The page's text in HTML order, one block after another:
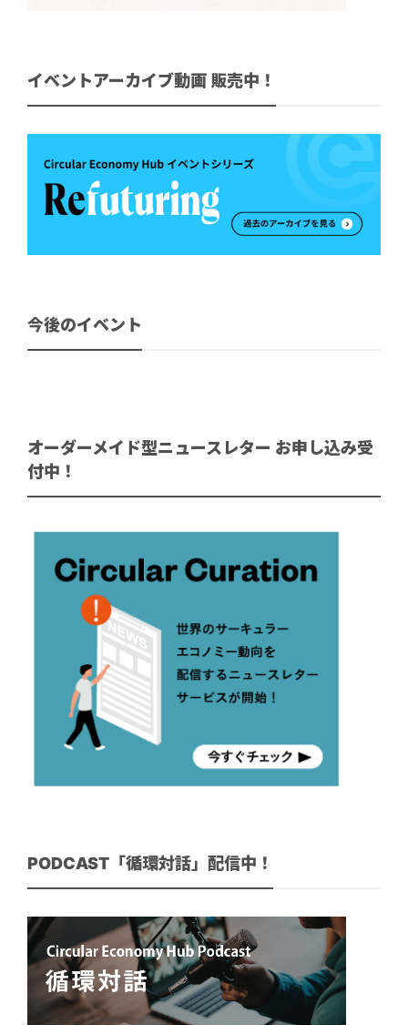
イベントアーカイブ動画 販売中！
今後のイベント
オーダーメイド型ニュースレター お申し込み受
付中！
PODCAST「循環対話」配信中！